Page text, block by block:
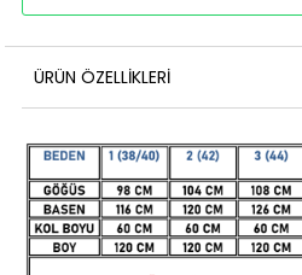
ÜRÜN ÖZELLIKLERI